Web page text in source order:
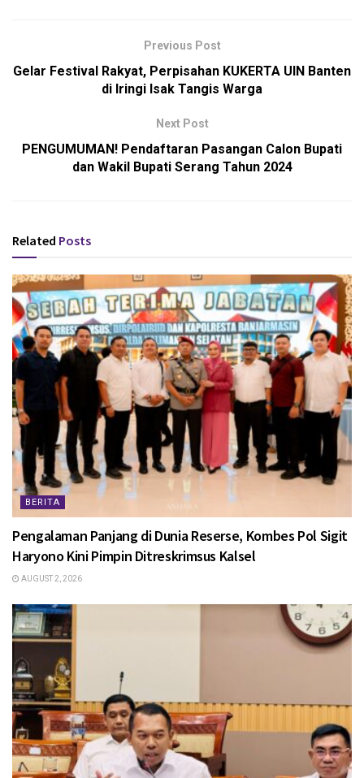
Previous Post
Gelar Festival Rakyat, Perpisahan KUKERTA UIN Banten
di Iringi Isak Tangis Warga
Next Post
PENGUMUMAN! Pendaftaran Pasangan Calon Bupati
dan Wakil Bupati Serang Tahun 2024
Related Posts
BERITA
Pengalaman Panjang di Dunia Reserse, Kombes Pol Sigit
Haryono Kini Pimpin Ditreskrimsus Kalsel
AUGUST 2, 2026